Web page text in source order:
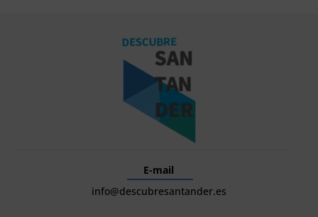
E-mail
info@descubresantander.es